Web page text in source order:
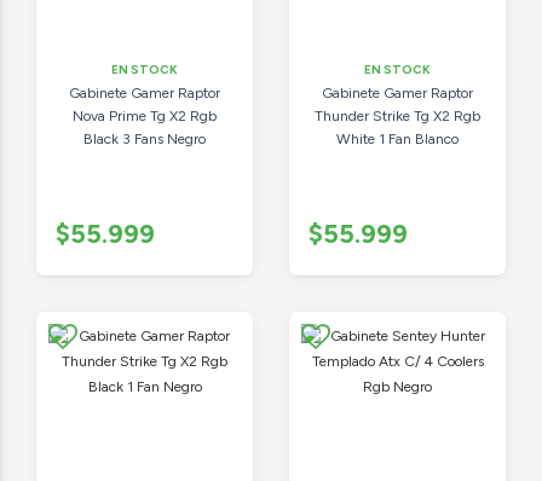
EN STOCK
Gabinete Gamer Raptor
Nova Prime Tg X2 Rgb
Black 3 Fans Negro
$55.999
EN STOCK
Gabinete Gamer Raptor
Thunder Strike Tg X2 Rgb
White 1 Fan Blanco
$55.999